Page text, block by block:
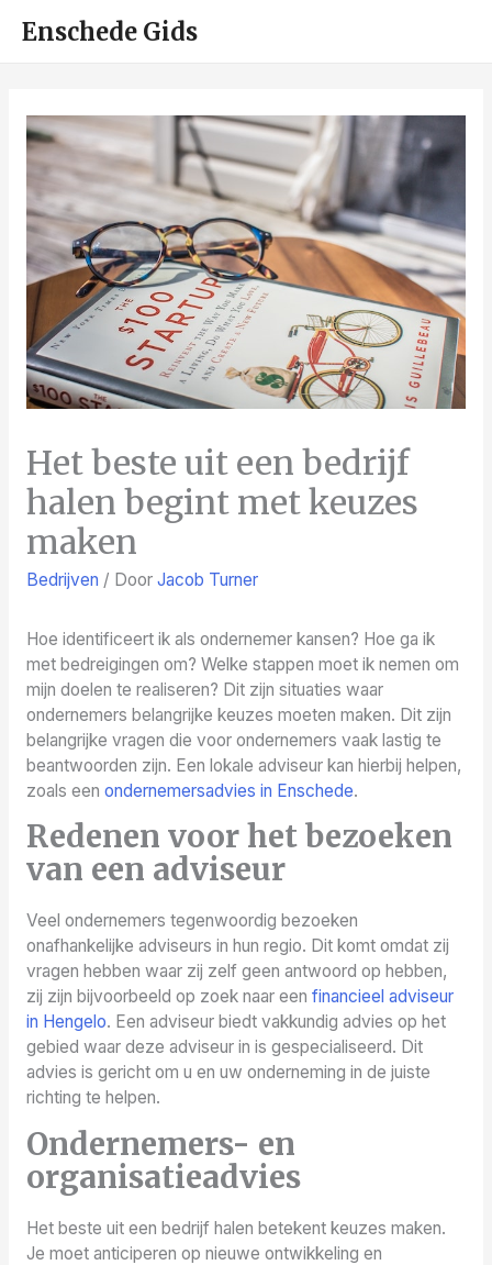
Enschede Gids
Het beste uit een bedrijf
halen begint met keuzes
maken
Bedrijven / Door Jacob Turner
Hoe identificeert ik als ondernemer kansen? Hoe ga ik
met bedreigingen om? Welke stappen moet ik nemen om
mijn doelen te realiseren? Dit zijn situaties waar
ondernemers belangrijke keuzes moeten maken. Dit zijn
belangrijke vragen die voor ondernemers vaak lastig te
beantwoorden zijn. Een lokale adviseur kan hierbij helpen,
zoals een ondernemersadvies in Enschede.
Redenen voor het bezoeken
van een adviseur
Veel ondernemers tegenwoordig bezoeken
onafhankelijke adviseurs in hun regio. Dit komt omdat zij
vragen hebben waar zij zelf geen antwoord op hebben,
zij zijn bijvoorbeeld op zoek naar een financieel adviseur
in Hengelo. Een adviseur biedt vakkundig advies op het
gebied waar deze adviseur in is gespecialiseerd. Dit
advies is gericht om u en uw onderneming in de juiste
richting te helpen.
Ondernemers- en
organisatieadvies
Het beste uit een bedrijf halen betekent keuzes maken.
Je moet anticiperen op nieuwe ontwikkeling en